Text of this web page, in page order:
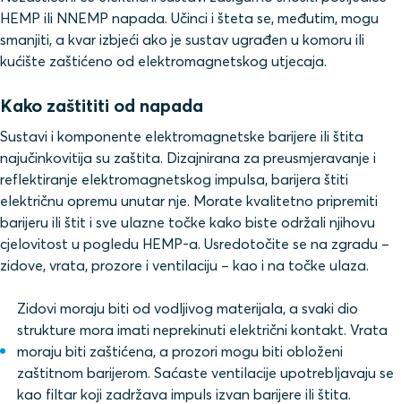
HEMP ili NNEMP napada. Učinci i šteta se, međutim, mogu
smanjiti, a kvar izbjeći ako je sustav ugrađen u komoru ili
kućište zaštićeno od elektromagnetskog utjecaja.
Kako zaštititi od napada
Sustavi i komponente elektromagnetske barijere ili štita
najučinkovitija su zaštita. Dizajnirana za preusmjeravanje i
reflektiranje elektromagnetskog impulsa, barijera štiti
električnu opremu unutar nje. Morate kvalitetno pripremiti
barijeru ili štit i sve ulazne točke kako biste održali njihovu
cjelovitost u pogledu HEMP-a. Usredotočite se na zgradu –
zidove, vrata, prozore i ventilaciju – kao i na točke ulaza.
Zidovi moraju biti od vodljivog materijala, a svaki dio
strukture mora imati neprekinuti električni kontakt. Vrata
moraju biti zaštićena, a prozori mogu biti obloženi
zaštitnom barijerom. Saćaste ventilacije upotrebljavaju se
kao filtar koji zadržava impuls izvan barijere ili štita.